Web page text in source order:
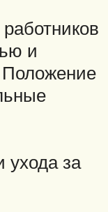
и
ухода за